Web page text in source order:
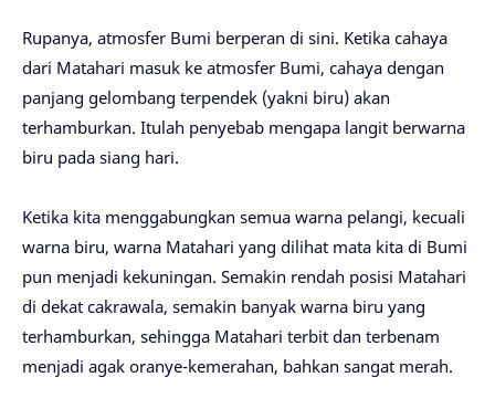
Rupanya, atmosfer Bumi berperan di sini. Ketika cahaya
dari Matahari masuk ke atmosfer Bumi, cahaya dengan
panjang gelombang terpendek (yakni biru) akan
terhamburkan. Itulah penyebab mengapa langit berwarna
biru pada siang hari.
Ketika kita menggabungkan semua warna pelangi, kecuali
warna biru, warna Matahari yang dilihat mata kita di Bumi
pun menjadi kekuningan. Semakin rendah posisi Matahari
di dekat cakrawala, semakin banyak warna biru yang
terhamburkan, sehingga Matahari terbit dan terbenam
menjadi agak oranye-kemerahan, bahkan sangat merah.